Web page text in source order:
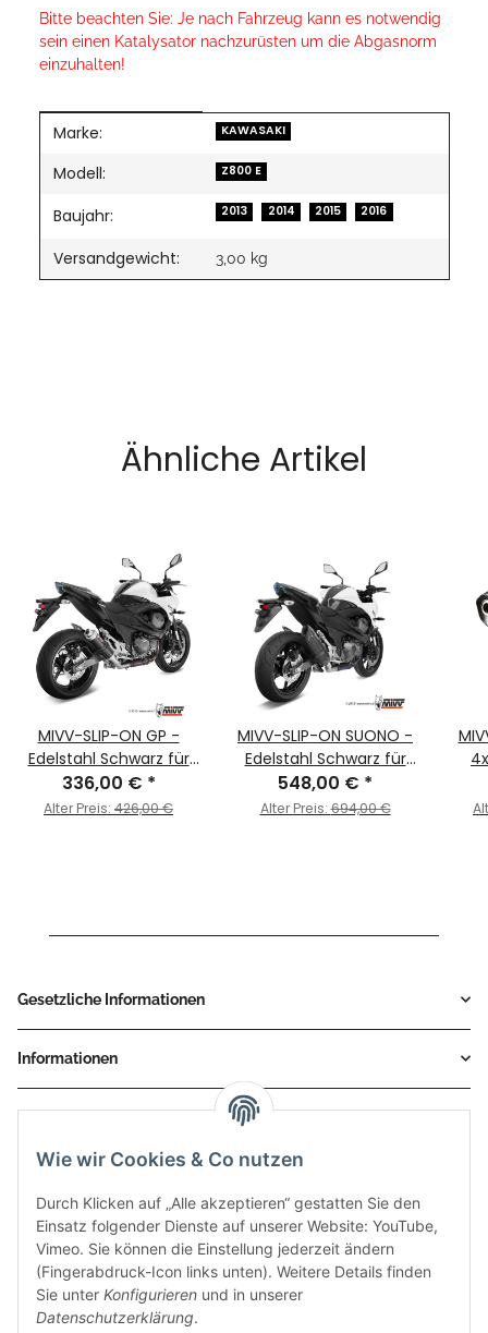
Wie wir Cookies & Co nutzen
Durch Klicken auf „Alle akzeptieren“ gestatten Sie den
Einsatz folgender Dienste auf unserer Website: YouTube,
Vimeo. Sie können die Einstellung jederzeit ändern
(Fingerabdruck-Icon links unten). Weitere Details finden
Sie unter Konfigurieren und in unserer
Datenschutzerklärung.
Bitte beachten Sie: Je nach Fahrzeug kann es notwendig
sein einen Katalysator nachzurüsten um die Abgasnorm
einzuhalten!
Produkteigenschaft
Wert
Marke: KAWASAKI
Modell: Z800 E
Baujahr: 2013 2014 2015 2016
Versandgewicht: 3,00 kg
Ähnliche Artikel
MIVV-SLIP-ON GP -
Edelstahl Schwarz für
KAWASAKI - Z800 E BJ.
2013 > 2016 - K.035.LXB
336,00 € *
Alter Preis: 426,00 €
MIVV-SLIP-ON SUONO -
Edelstahl Schwarz für
KAWASAKI - Z800 E BJ.
2013 > 2016 - K.035.L9
548,00 € *
Alter Preis:694,00 €
-
Gesetzliche Informationen
Informationen